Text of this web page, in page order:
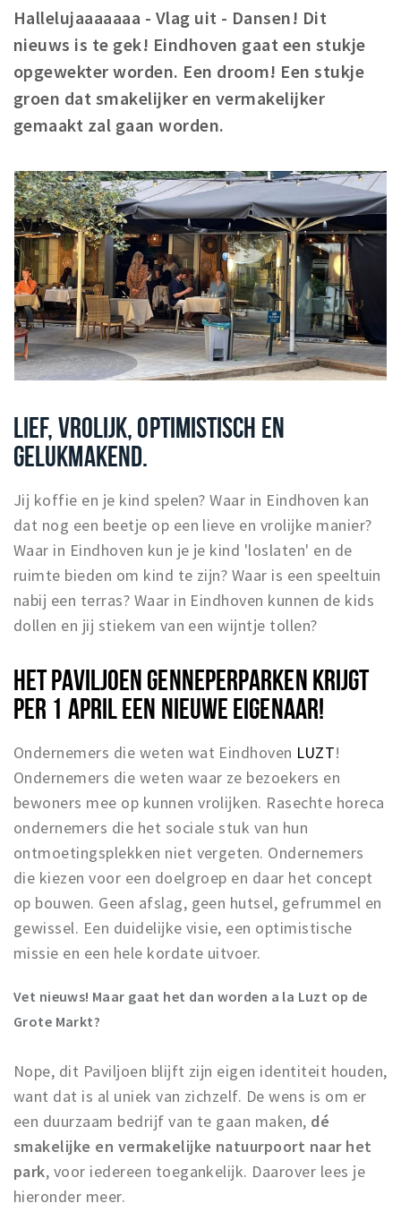
Winkels
Werken
Aanbiedingen
Ook reclame maken?
Inloggen
Hallelujaaaaaaa - Vlag uit - Dansen! Dit
nieuws is te gek! Eindhoven gaat een stukje
opgewekter worden. Een droom! Een stukje
groen dat smakelijker en vermakelijker
gemaakt zal gaan worden.
LIEF, VROLIJK, OPTIMISTISCH EN
GELUKMAKEND.
Jij koffie en je kind spelen? Waar in Eindhoven kan
dat nog een beetje op een lieve en vrolijke manier?
Waar in Eindhoven kun je je kind 'loslaten' en de
ruimte bieden om kind te zijn? Waar is een speeltuin
nabij een terras? Waar in Eindhoven kunnen de kids
dollen en jij stiekem van een wijntje tollen?
HET PAVILJOEN GENNEPERPARKEN KRIJGT
PER 1 APRIL EEN NIEUWE EIGENAAR!
Ondernemers die weten wat Eindhoven LUZT!
Ondernemers die weten waar ze bezoekers en
bewoners mee op kunnen vrolijken. Rasechte horeca
ondernemers die het sociale stuk van hun
ontmoetingsplekken niet vergeten. Ondernemers
die kiezen voor een doelgroep en daar het concept
op bouwen. Geen afslag, geen hutsel, gefrummel en
gewissel. Een duidelijke visie, een optimistische
missie en een hele kordate uitvoer.
Vet nieuws! Maar gaat het dan worden a la Luzt op de
Grote Markt?
Nope, dit Paviljoen blijft zijn eigen identiteit houden,
want dat is al uniek van zichzelf. De wens is om er
een duurzaam bedrijf van te gaan maken, dé
smakelijke en vermakelijke natuurpoort naar het
park, voor iedereen toegankelijk. Daarover lees je
hieronder meer.